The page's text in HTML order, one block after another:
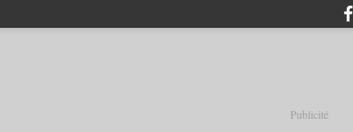
Publicité